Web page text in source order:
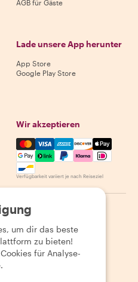
AGB für Gäste
Lade unsere App herunter
App Store
Google Play Store
Wir akzeptieren
Mastercard, Visa, Amex,
Verfügbarkeit variiert je nach Reiseziel
um dir das beste
zu bieten!
für Analyse-